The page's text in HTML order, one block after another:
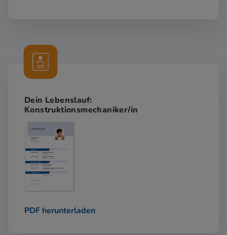
Dein Lebenslauf:
Konstruktionsmechaniker/in
PDF herunterladen